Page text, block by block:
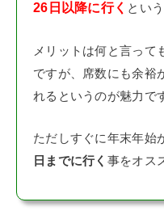
26日以降に行く とい
メリットは何と言って
ですが、席数にも余裕
れるというのが魅力で
ただしすぐに年末年始
日までに行く 事をオス